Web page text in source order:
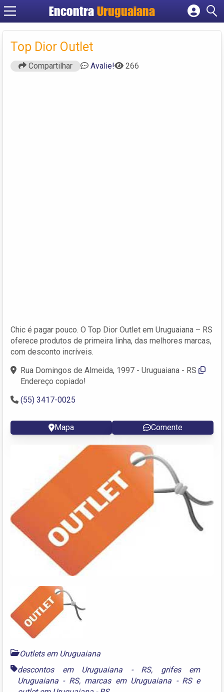
Encontra Uruguaiana
Cadastrar empresa
Top Dior Outlet
Compartilhar Avalie! 266
Chic é pagar pouco. O Top Dior Outlet em Uruguaiana – RS
oferece produtos de primeira linha, das melhores marcas,
com desconto incríveis.
Rua Domingos de Almeida, 1997 - Uruguaiana - RS
Endereço copiado!
(55) 3417-0025
Mapa Comente
Outlets em Uruguaiana
descontos em Uruguaiana - RS, grifes em
Uruguaiana - RS, marcas em Uruguaiana - RSe